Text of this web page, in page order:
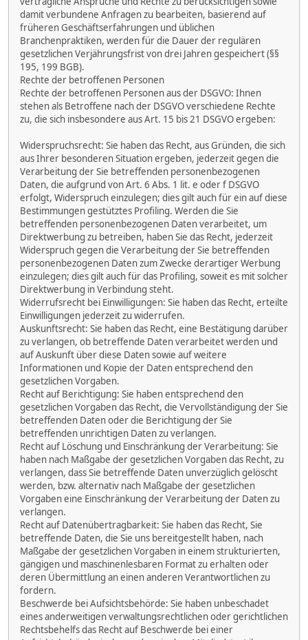
damit verbundene Anfragen zu bearbeiten, basierend auf
früheren Geschäftserfahrungen und üblichen
Branchenpraktiken, werden für die Dauer der regulären
gesetzlichen Verjährungsfrist von drei Jahren gespeichert (§§
195, 199 BGB).
Rechte der betroffenen Personen
Rechte der betroffenen Personen aus der DSGVO: Ihnen
stehen als Betroffene nach der DSGVO verschiedene Rechte
zu, die sich insbesondere aus Art. 15 bis 21 DSGVO ergeben:
Widerspruchsrecht: Sie haben das Recht, aus Gründen, die sich
aus Ihrer besonderen Situation ergeben, jederzeit gegen die
Verarbeitung der Sie betreffenden personenbezogenen
Daten, die aufgrund von Art. 6 Abs. 1 lit. e oder f DSGVO
erfolgt, Widerspruch einzulegen; dies gilt auch für ein auf diese
Bestimmungen gestütztes Profiling. Werden die Sie
betreffenden personenbezogenen Daten verarbeitet, um
Direktwerbung zu betreiben, haben Sie das Recht, jederzeit
Widerspruch gegen die Verarbeitung der Sie betreffenden
personenbezogenen Daten zum Zwecke derartiger Werbung
einzulegen; dies gilt auch für das Profiling, soweit es mit solcher
Direktwerbung in Verbindung steht.
Widerrufsrecht bei Einwilligungen: Sie haben das Recht, erteilte
Einwilligungen jederzeit zu widerrufen.
Auskunftsrecht: Sie haben das Recht, eine Bestätigung darüber
zu verlangen, ob betreffende Daten verarbeitet werden und
auf Auskunft über diese Daten sowie auf weitere
Informationen und Kopie der Daten entsprechend den
gesetzlichen Vorgaben.
Recht auf Berichtigung: Sie haben entsprechend den
gesetzlichen Vorgaben das Recht, die Vervollständigung der Sie
betreffenden Daten oder die Berichtigung der Sie
betreffenden unrichtigen Daten zu verlangen.
Recht auf Löschung und Einschränkung der Verarbeitung: Sie
haben nach Maßgabe der gesetzlichen Vorgaben das Recht, zu
verlangen, dass Sie betreffende Daten unverzüglich gelöscht
werden, bzw. alternativ nach Maßgabe der gesetzlichen
Vorgaben eine Einschränkung der Verarbeitung der Daten zu
verlangen.
Recht auf Datenübertragbarkeit: Sie haben das Recht, Sie
betreffende Daten, die Sie uns bereitgestellt haben, nach
Maßgabe der gesetzlichen Vorgaben in einem strukturierten,
gängigen und maschinenlesbaren Format zu erhalten oder
deren Übermittlung an einen anderen Verantwortlichen zu
fordern.
Beschwerde bei Aufsichtsbehörde: Sie haben unbeschadet
eines anderweitigen verwaltungsrechtlichen oder gerichtlichen
Rechtsbehelfs das Recht auf Beschwerde bei einer